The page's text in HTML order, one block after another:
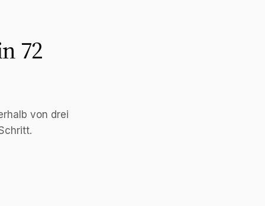
72
von drei